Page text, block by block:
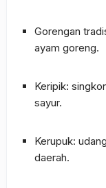
Gorengan
ayam goreng.
Keripik:
sayur.
Kerupuk:
daerah.